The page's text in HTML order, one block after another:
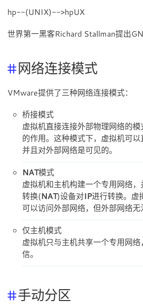
hp--(UNIX)-->hpUX
世界第一黑客Richard Stallman提出
网络连接模式
VMware提供了三种网络连接模式：
桥接模式
虚拟机直接连接外部物理网络的
的作用。这种模式下，虚拟机可以
并且对外部网络是可见的。
NAT模式
虚拟机和主机构建一个专用网络
转换(NAT)设备对IP进行转换。虚
可以访问外部网络，但外部网络无
仅主机模式
虚拟机只与主机共享一个专用网
信。
手动分区